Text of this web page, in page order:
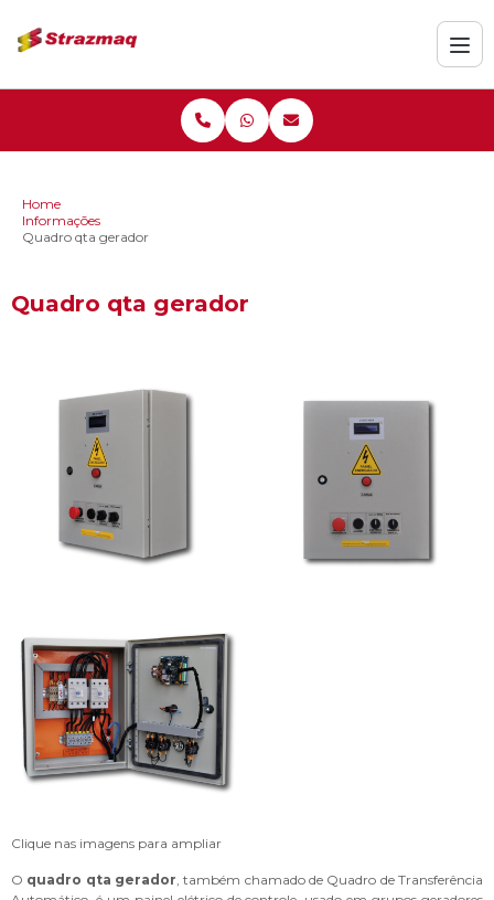
Home
Informações
Quadro qta gerador
Quadro qta gerador
Clique nas imagens para ampliar
O quadro qta gerador, também chamado de Quadro de Transferência